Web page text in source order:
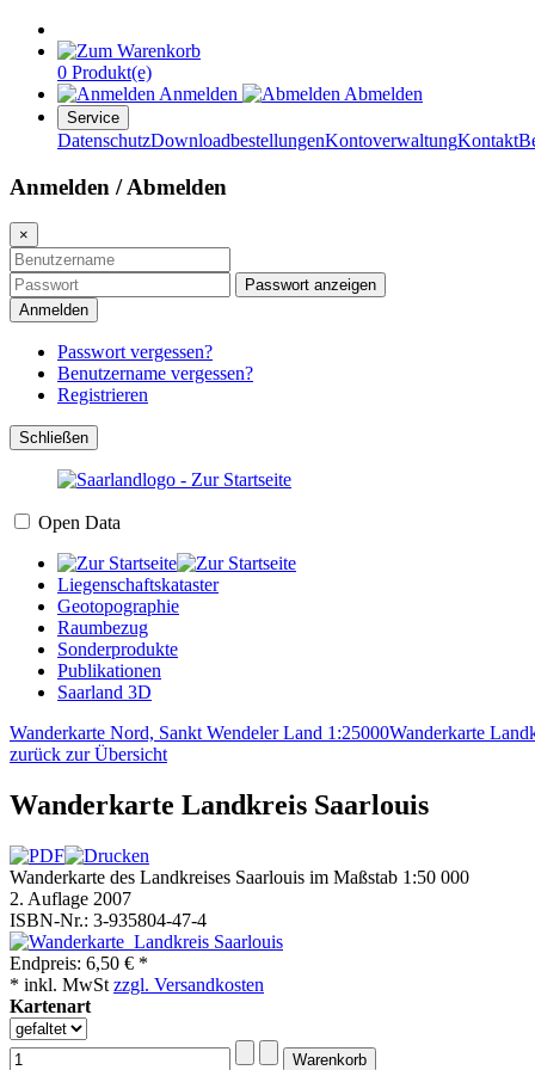
0 Produkt(e)
Anmelden
Abmelden
Service
DatenschutzDownloadbestellungenKontoverwaltungKontakt
Anmelden / Abmelden
×
Passwort anzeigen
Anmelden
Passwort vergessen?
Benutzername vergessen?
Registrieren
Schließen
Open Data
Liegenschaftskataster
Geotopographie
Raumbezug
Sonderprodukte
Publikationen
Saarland 3D
Wanderkarte Nord, Sankt Wendeler Land 1:25000Wanderkarte
zurück zur Übersicht
Wanderkarte Landkreis Saarlouis
Wanderkarte des Landkreises Saarlouis im Maßstab 1:50 000
2. Auflage 2007
ISBN-Nr.: 3-935804-47-4
Endpreis: 6,50 € *
* inkl. MwSt zzgl. Versandkosten
Kartenart